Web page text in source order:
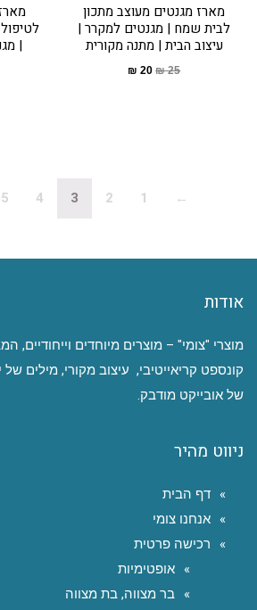
מארז מגנטים מעוצב מתכון
לבית שמח | מגנטים למקרר |
עיצוב הבית | מתנה מקורית
25
₪
20
₪
|
←
1
2
3
4
5
אודות
מוצרי "צומי" – מוצרים מיוחדים וייחודיים,
קונספט קריאייטיבי, עיצוב מקורי, מילים
של אובייקט מודבק.
ניווט מהיר
דף הבית
אנחנו צומי
רכישה פרטית
אופטימיות
בר מצווה, בת מצווה